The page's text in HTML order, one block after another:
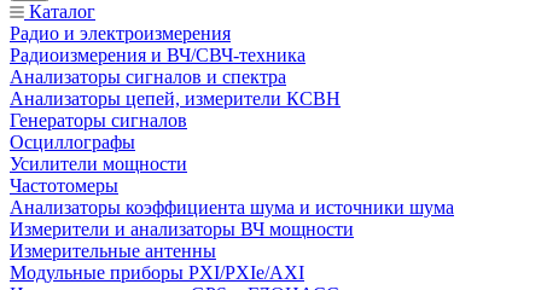
Каталог
Радио и электроизмерения
Радиоизмерения и ВЧ/СВЧ-техника
Анализаторы сигналов и спектра
Анализаторы цепей, измерители КСВН
Генераторы сигналов
Осциллографы
Усилители мощности
Частотомеры
Анализаторы коэффициента шума и источники шума
Измерители и анализаторы ВЧ мощности
Измерительные антенны
Модульные приборы PXI/PXIe/AXI